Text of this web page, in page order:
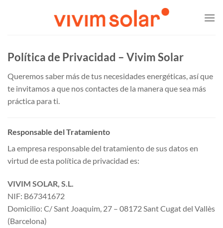
Política de Privacidad – Vivim Solar
Queremos saber más de tus necesidades energéticas, así que
te invitamos a que nos contactes de la manera que sea más
práctica para ti.
Responsable del Tratamiento
La empresa responsable del tratamiento de sus datos en
virtud de esta política de privacidad es:
VIVIM SOLAR, S.L.
NIF: B67341672
Domicilio: C/ Sant Joaquim, 27 – 08172 Sant Cugat del Vallès
(Barcelona)